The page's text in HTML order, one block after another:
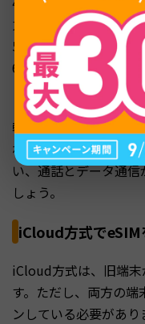
力
5. 転送する電話番号
6. 新しいiPhoneで
（通常1〜2分）
転送が完了すると、
れます。新しい
い、通話とデータ通
しょう。
iCloud方式で
iCloud方式は、旧端
す。ただし、両方の
ンしている必要があり